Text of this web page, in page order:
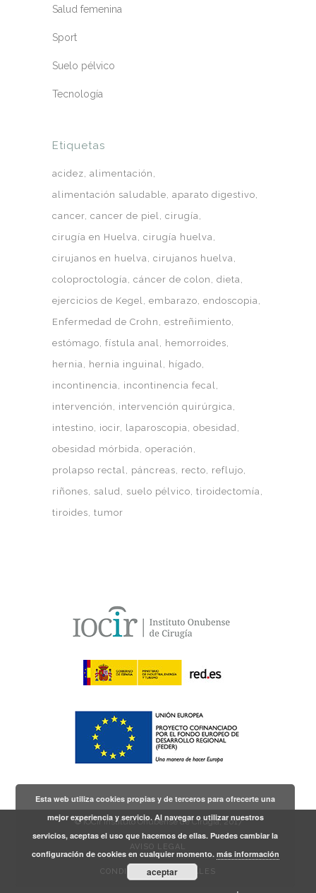
Salud femenina
Sport
Suelo pélvico
Tecnología
Etiquetas
acidez alimentación
alimentación saludable aparato digestivo
cancer cancer de piel
cirugía
cirugía en Huelva
cirugía huelva
cirujanos en huelva
cirujanos huelva
coloproctología
cáncer de colon
dieta
ejercicios de Kegel
embarazo endoscopia
Enfermedad de Crohn
estreñimiento
estómago fístula anal
hemorroides
hernia
hernia inguinal
hígado
incontinencia
incontinencia fecal
intervención
intervención quirúrgica
intestino
iocir laparoscopia
obesidad
obesidad mórbida
operación
prolapso rectal
páncreas recto
reflujo
riñones
salud suelo pélvico tiroidectomía
tiroides tumor
© IOCir Instituto Onubense de Cirugía, 2017
AVISO LEGAL
CONDICIONES GENERALES
Esta web utiliza cookies propias y de terceros para ofrecerte una
mejor experiencia y servicio. Al navegar o utilizar nuestros
servicios, aceptas el uso que hacemos de ellas. Puedes cambiar la
configuración de cookies en cualquier momento. más información
aceptar